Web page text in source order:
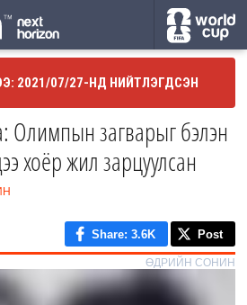
2021/07/27-НД НИЙТЛЭГДСЭН
Олимпын загварыг бэлэн
хоёр жил зарцуулсан
Share: 3.6K Post
ӨДРИЙН СОНИН